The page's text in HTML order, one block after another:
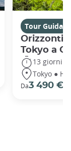
Tour Guidati
Orizzonti
Tokyo a
13 giorni
Tokyo ●
Da3 490 €